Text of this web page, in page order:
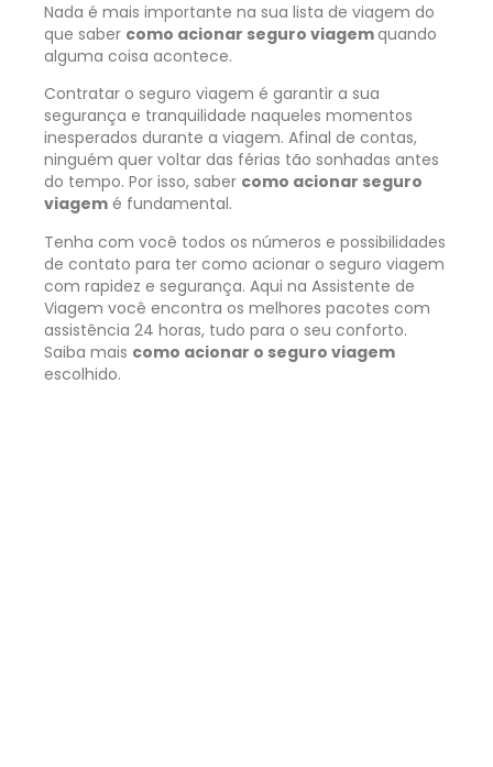
Nada é mais importante na sua lista de viagem do
que saber como acionar seguro viagemquando
alguma coisa acontece.
Contratar o seguro viagem é garantir a sua
segurança e tranquilidade naqueles momentos
inesperados durante a viagem. Afinal de contas,
ninguém quer voltar das férias tão sonhadas antes
do tempo. Por isso, saber como acionar seguro
viagem é fundamental.
Tenha com você todos os números e possibilidades
de contato para ter como acionar o seguro viagem
com rapidez e segurança. Aqui na Assistente de
Viagem você encontra os melhores pacotes com
assistência 24 horas, tudo para o seu conforto.
Saiba mais como acionar o seguro viagem
escolhido.